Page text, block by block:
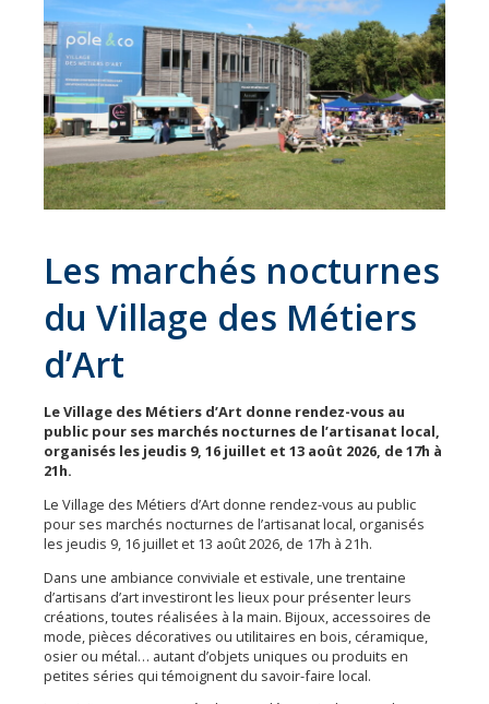
pratique
Économie
Les
31
communes
Actualités
Office
Tourisme
Mobilité
d'emploi
Les marchés nocturnes
du Village des Métiers
d’Art
Le Village des Métiers d’Art donne rendez-vous au
public pour ses marchés nocturnes de l’artisanat local,
organisés les jeudis 9, 16 juillet et 13 août 2026, de 17h à
21h.
Le Village des Métiers d’Art donne rendez-vous au public
pour ses marchés nocturnes de l’artisanat local, organisés
les jeudis 9, 16 juillet et 13 août 2026, de 17h à 21h.
Dans une ambiance conviviale et estivale, une trentaine
d’artisans d’art investiront les lieux pour présenter leurs
créations, toutes réalisées à la main. Bijoux, accessoires de
mode, pièces décoratives ou utilitaires en bois, céramique,
osier ou métal… autant d’objets uniques ou produits en
petites séries qui témoignent du savoir-faire local.